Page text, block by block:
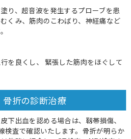
り、超音波を発生するプローブを患
くみ、筋肉のこわばり、神経痛など
を良くし、 緊張した筋肉をほぐして
骨折の診断治療
下出血を認める場合は、靱帯損傷、
検査で確認いたします。骨折が明らか